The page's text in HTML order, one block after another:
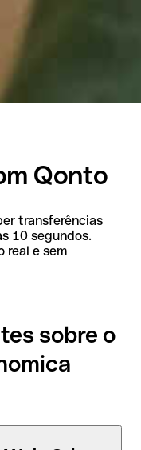
Qonto
transferências
10 segundos.
real e sem
sobre o